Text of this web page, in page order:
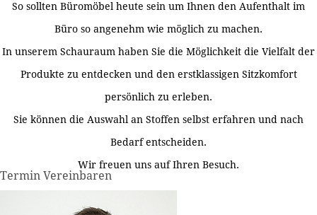
So sollten Büromöbel heute sein um Ihnen den Aufenthalt im
Büro so angenehm wie möglich zu machen.
In unserem Schauraum haben Sie die Möglichkeit die Vielfalt der
Produkte zu entdecken und den erstklassigen Sitzkomfort
persönlich zu erleben.
Sie können die Auswahl an Stoffen selbst erfahren und nach
Bedarf entscheiden.
Wir freuen uns auf Ihren Besuch.
Termin Vereinbaren